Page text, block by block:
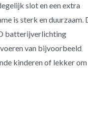
slot en een extra
is sterk en duurzaam.
batterijverlichting
van bijvoorbeeld
kinderen of lekker om